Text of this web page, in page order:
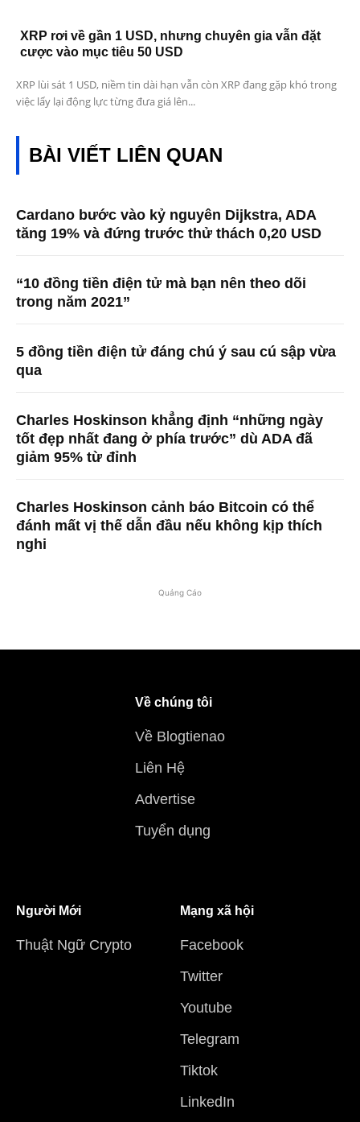
XRP rơi về gần 1 USD, nhưng chuyên gia vẫn đặt
cược vào mục tiêu 50 USD
XRP lùi sát 1 USD, niềm tin dài hạn vẫn còn XRP đang gặp khó trong
việc lấy lại động lực từng đưa giá lên...
BÀI VIẾT LIÊN QUAN
Cardano bước vào kỷ nguyên Dijkstra, ADA
tăng 19% và đứng trước thử thách 0,20 USD
“10 đồng tiền điện tử mà bạn nên theo dõi
trong năm 2021”
5 đồng tiền điện tử đáng chú ý sau cú sập vừa
qua
Charles Hoskinson khẳng định “những ngày
tốt đẹp nhất đang ở phía trước” dù ADA đã
giảm 95% từ đỉnh
Charles Hoskinson cảnh báo Bitcoin có thể
đánh mất vị thế dẫn đầu nếu không kịp thích
nghi
Quảng Cáo
Về chúng tôi
Về Blogtienao
Liên Hệ
Advertise
Tuyển dụng
Người Mới
Thuật Ngữ Crypto
Mạng xã hội
Facebook
Twitter
Youtube
Telegram
Tiktok
LinkedIn